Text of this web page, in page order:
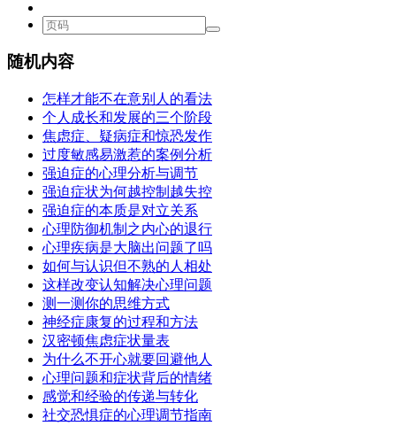
随机内容
怎样才能不在意别人的看法
个人成长和发展的三个阶段
焦虑症、疑病症和惊恐发作
过度敏感易激惹的案例分析
强迫症的心理分析与调节
强迫症状为何越控制越失控
强迫症的本质是对立关系
心理防御机制之内心的退行
心理疾病是大脑出问题了吗
如何与认识但不熟的人相处
这样改变认知解决心理问题
测一测你的思维方式
神经症康复的过程和方法
汉密顿焦虑症状量表
为什么不开心就要回避他人
心理问题和症状背后的情绪
感觉和经验的传递与转化
社交恐惧症的心理调节指南